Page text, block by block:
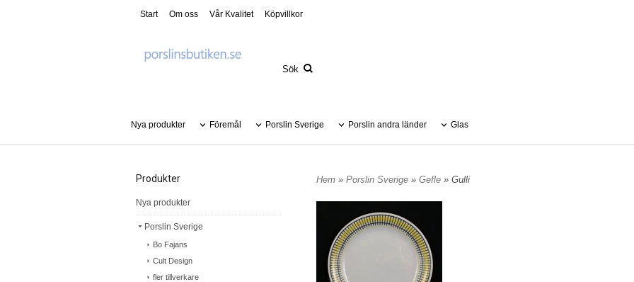
Start Om oss Vår Kvalitet Köpvillkor
Nya produkter Föremål Porslin Sverige Porslin andra länder Glas
Produkter
Nya produkter
Porslin Sverige
Bo Fajans
Cult Design
fler tillverkare
Hem » Porslin Sverige » Gefle » Gulli